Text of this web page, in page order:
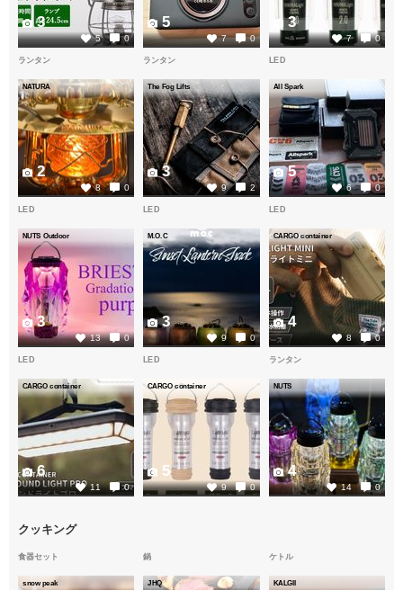
5 0
3
7 0
5
7 0
3
ランタン
NATURA
8 0
2
ランタン
The Fog Lifts
9 2
3
LED
All Spark
6 0
5
LED
NUTS Outdoor
13 0
3
LED
M.O.C
9 0
3
LED
CARGO container
8 0
4
LED
CARGO container
11 0
6
LED
CARGO container
9 0
5
ランタン
NUTS
14 0
4
クッキング
食器セット
snow peak
鍋
JHQ
ケトル
KALGII